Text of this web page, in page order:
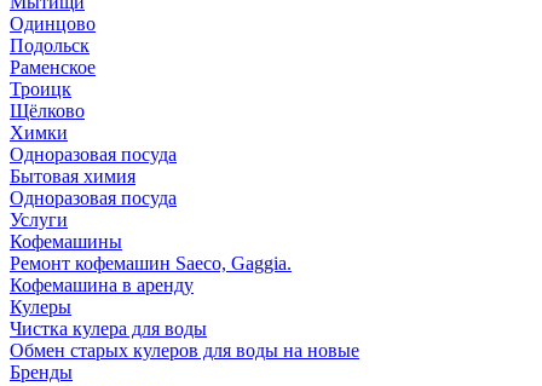
Одинцово
Подольск
Раменское
Троицк
Щёлково
Химки
Одноразовая посуда
Бытовая химия
Одноразовая посуда
Услуги
Кофемашины
Ремонт кофемашин Saeco, Gaggia.
Кофемашина в аренду
Кулеры
Чистка кулера для воды
Обмен старых кулеров для воды на новые
Бренды